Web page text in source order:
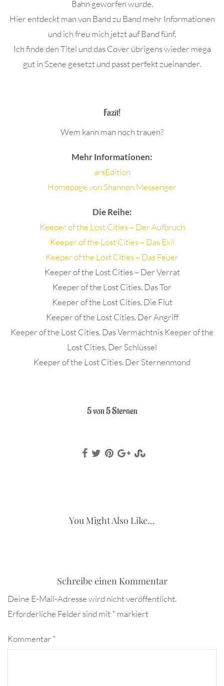
Bahn geworfen wurde.
Hier entdeckt man von Band zu Band mehr Informationen
und ich freu mich jetzt auf Band fünf.
Ich finde den Titel und das Cover übrigens wieder mega
gut in Szene gesetzt und passt perfekt zueinander.
Fazit!
Wem kann man noch trauen?
Mehr Informationen:
arsEdition
Homepage von Shannon Messenger
Die Reihe:
Keeper of the Lost Cities – Der Aufbruch
Keeper of the Lost Cities – Das Exil
Keeper of the Lost Cities – Das Feuer
Keeper of the Lost Cities – Der Verrat
Keeper of the Lost Cities. Das Tor
Keeper of the Lost Cities. Die Flut
Keeper of the Lost Cities. Der Angriff
Keeper of the Lost Cities. Das Vermächtnis Keeper of the
Lost Cities. Der Schlüssel
Keeper of the Lost Cities. Der Sternenmond
5 von 5 Sternen
You Might Also Like...
Schreibe einen Kommentar
Deine E-Mail-Adresse wird nicht veröffentlicht.
Erforderliche Felder sind mit* markiert
Kommentar *